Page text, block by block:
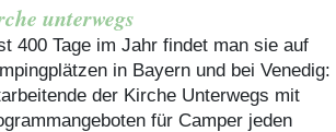
unterwegs
400 Tage im Jahr findet man sie auf
in Bayern und bei Venedig:
der Kirche Unterwegs mit
für Camper jeden